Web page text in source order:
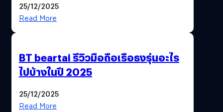
25/12/2025
Read More
BT beartai รีวิวมือถือเรือธงรุ่นอะไร
ไปบ้างในปี 2025
25/12/2025
Read More